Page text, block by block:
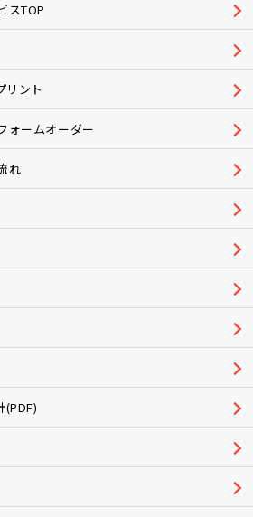
スTOP
リント
ォームオーダー
れ
(PDF)